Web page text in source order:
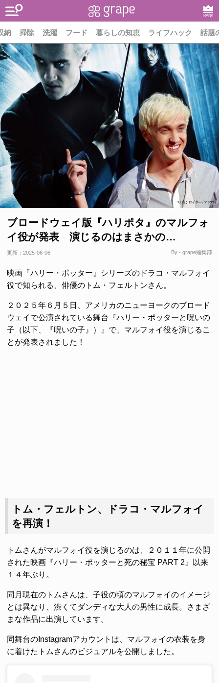
RANK
納 掃除 洗濯 フード 暮らしの知恵 ライフハック 話題
ブロードウェイ版『ハリポタ』のマルフォ
イ役が発表 演じるのはまさかの…
更新： 2025-06-06 By - grape編集部
映画『ハリー・ポッター』シリーズのドラコ・マルフォイ
役で知られる、俳優のトム・フェルトンさん。
２０２５年６月５日、アメリカのニューヨークのブロード
ウェイで公演されている舞台『ハリー・ポッターと呪いの
子（以下、『呪いの子』）』で、マルフォイ役を演じるこ
とが発表されました！
トム・フェルトン、ドラコ・マルフォイ
を再演！
トムさんがマルフォイ役を演じるのは、２０１１年に公開
された映画『ハリー・ポッターと死の秘宝 PART 2』以来
１４年ぶり。
同月現在のトムさんは、子役の頃のマルフォイのイメージ
とは異なり、渋くてダンディな大人の男性に成長。さまざ
まな作品に出演しています。
同舞台のInstagramアカウントは、マルフォイの衣装を身
に着けたトムさんのビジュアルを公開しました。